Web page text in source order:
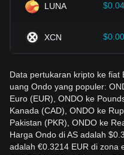
LUNA
XCN
Data pertukaran kripto ke fiat
uang Ondo yang populer:
Euro (EUR), ONDO ke
Kanada (CAD), ONDO ke
Pakistan (PKR), ONDO ke
Harga Ondo di AS adalah
adalah €0.3214 EUR di zona